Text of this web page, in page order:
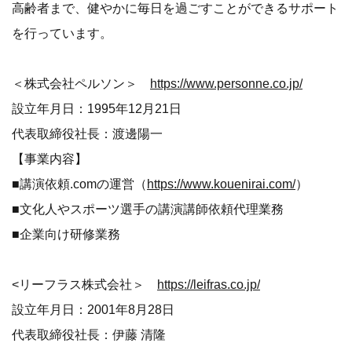
高齢者まで、健やかに毎日を過ごすことができるサポート
を行っています。
＜株式会社ペルソン＞
https://www.personne.co.jp/
設立年月日：1995年12月21日
代表取締役社長：渡邊陽一
【事業内容】
■講演依頼.comの運営（ https://www.kouenirai.com/）
■文化人やスポーツ選手の講演講師依頼代理業務
■企業向け研修業務
<リーフラス株式会社＞
https://leifras.co.jp/
設立年月日：2001年8月28日
代表取締役社長：伊藤 清隆